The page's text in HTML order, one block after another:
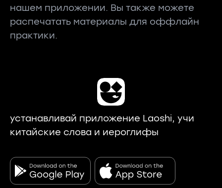
нашем приложении. Вы также можете
распечатать материалы для оффлайн
практики.
устанавливай приложение Laoshi, учи
китайские слова и иероглифы